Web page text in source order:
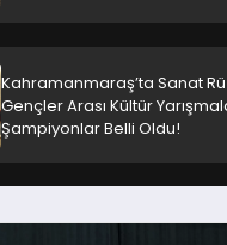
Kahramanmaraş’ta Sanat
Gençler Arası Kültür
Şampiyonlar Belli Oldu!
Yazarlık Akademisi’nde